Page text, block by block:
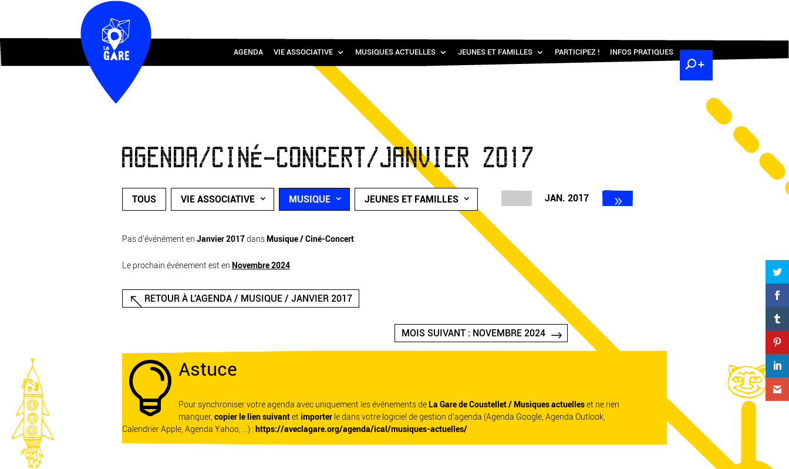
AGENDA VIE ASSOCIATIVE MUSIQUES ACTUELLES JEUNES ET FAMILLES PARTICIPEZ ! INFOS PRATIQUES
AGENDA/CINÉ-CONCERT/JANVIER 2017
JAN. 2017
TOUS VIE ASSOCIATIVE MUSIQUE JEUNES ET FAMILLES
Pas d'événément en Janvier 2017dans Musique / Ciné-Concert
Le prochain événement est en Novembre 2024
RETOUR À L'AGENDA / MUSIQUE / JANVIER 2017
MOIS SUIVANT : NOVEMBRE 2024
 Astuce
Pour synchroniser votre agenda avec uniquement les événements de La Gare de Coustellet / Musiques actuelleset ne rien
manquer, copier le lien suivantet importer le dans votre logiciel de gestion d'agenda (Agenda Google, Agenda Outlook,
Calendrier Apple, Agenda Yahoo, ...) : https://aveclagare.org/agenda/ical/musiques-actuelles/